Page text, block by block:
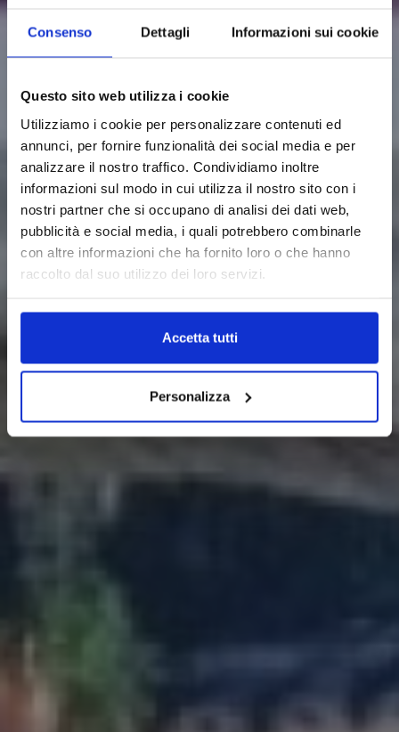
Consenso Dettagli Informazioni sui cookie
Questo sito web utilizza i cookie
Utilizziamo i cookie per personalizzare contenuti ed
annunci, per fornire funzionalità dei social media e per
analizzare il nostro traffico. Condividiamo inoltre
informazioni sul modo in cui utilizza il nostro sito con i
nostri partner che si occupano di analisi dei dati web,
pubblicità e social media, i quali potrebbero combinarle
con altre informazioni che ha fornito loro o che hanno
raccolto dal suo utilizzo dei loro servizi.
Accetta tutti
Personalizza